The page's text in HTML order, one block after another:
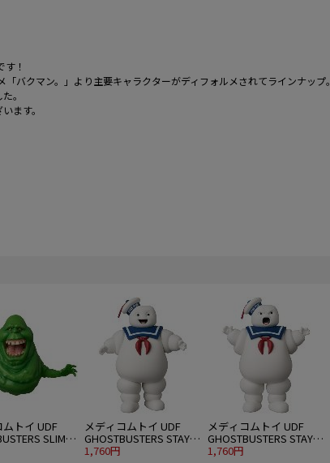
！
バクマン。」より主要キャラクターがディフォルメされてラインナップ。
。
ます。
トイ UDF
SLIMER
メディコムトイ UDF
GHOSTBUSTERS STAY
PUFT MARSHMALLOW
1,760円
メディコムトイ UDF
GHOSTBUSTERS STAY
PUFT MARSHMALLOW
1,760円